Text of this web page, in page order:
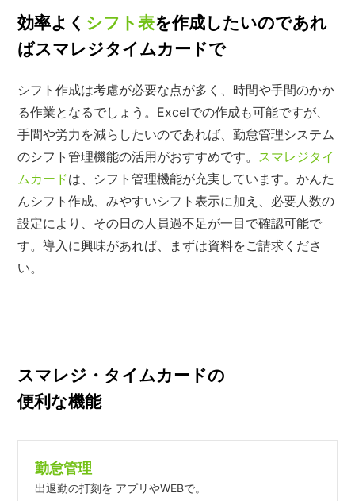
効率よく シフト表を作成したいのであれ
ばスマレジタイムカードで
シフト作成は考慮が必要な点が多く、時間や手間のかか
る作業となるでしょう。Excelでの作成も可能ですが、
手間や労力を減らしたいのであれば、勤怠管理システム
のシフト管理機能の活用がおすすめです。 スマレジタイ
ムカードは、シフト管理機能が充実しています。かんた
んシフト作成、みやすいシフト表示に加え、必要人数の
設定により、その日の人員過不足が一目で確認可能で
す。導入に興味があれば、まずは資料をご請求くださ
い。
スマレジ・タイムカードの
便利な機能
勤怠管理
出退勤の打刻を アプリやWEBで。